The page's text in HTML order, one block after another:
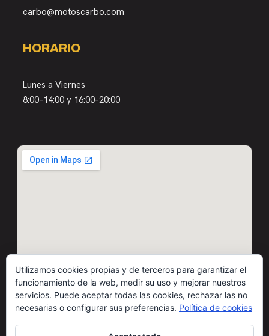
carbo@motoscarbo.com
HORARIO
Lunes a Viernes
8:00–14:00 y 16:00–20:00
Utilizamos cookies propias y de terceros para garantizar el
funcionamiento de la web, medir su uso y mejorar nuestros
servicios. Puede aceptar todas las cookies, rechazar las no
necesarias o configurar sus preferencias. Política de cookies